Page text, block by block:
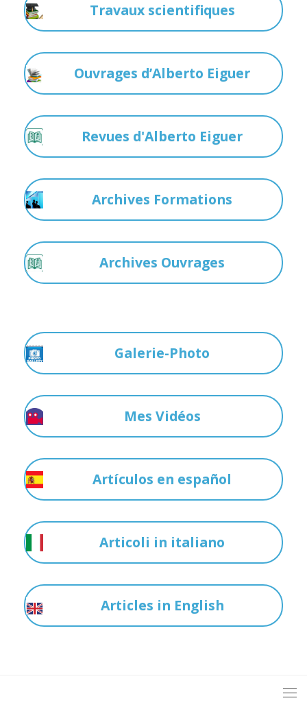
Travaux scientifiques
Ouvrages d’Alberto Eiguer
Revues d'Alberto Eiguer
Archives Formations
Archives Ouvrages
Galerie-Photo
Mes Vidéos
Artículos en español
Articoli in italiano
Articles in English